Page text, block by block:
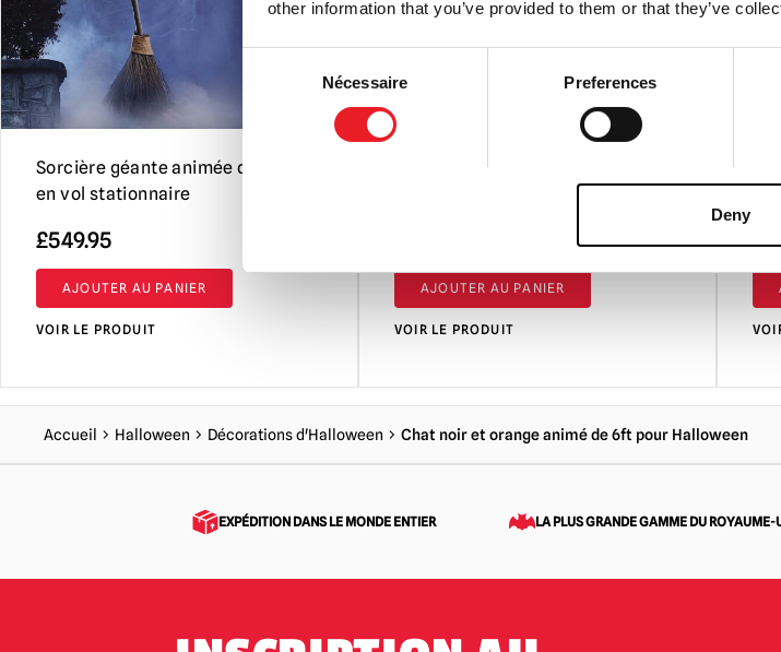
other information that you’ve provided to them or that they’ve
Nécessaire Preferences
Deny
Sorcière géante animée de 9 pieds
en vol stationnaire
£549.95
AJOUTER AU PANIER
VOIR LE PRODUIT
Clown équilibriste de 8 pieds
Animé Halloween Prop
AJOUTER AU PANIER
VOIR LE PRODUIT
£
Accueil Halloween Décorations d'Halloween Chat noir et orange animé de 6ft pour Halloween
EXPÉDITION DANS LE MONDE ENTIER LA PLUS GRANDE GAMME DU ROYAUME-